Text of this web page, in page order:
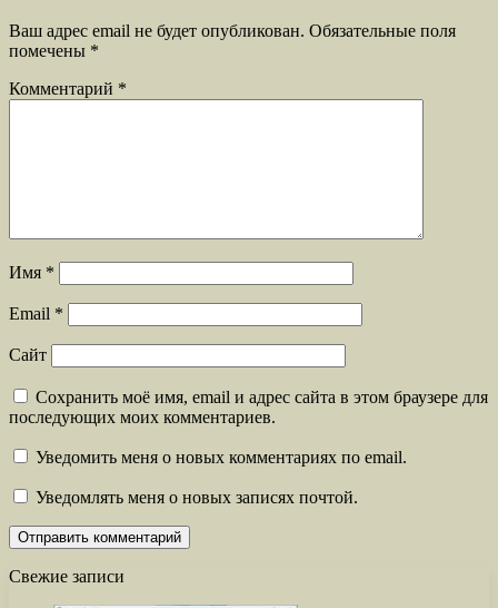
Ваш адрес email не будет опубликован. Обязательные поля
помечены *
Комментарий *
Имя *
Email *
Сайт
Сохранить моё имя, email и адрес сайта в этом браузере для
последующих моих комментариев.
Уведомить меня о новых комментариях по email.
Уведомлять меня о новых записях почтой.
Свежие записи